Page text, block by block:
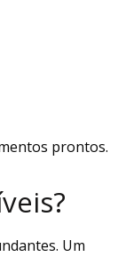
prontos.
Um